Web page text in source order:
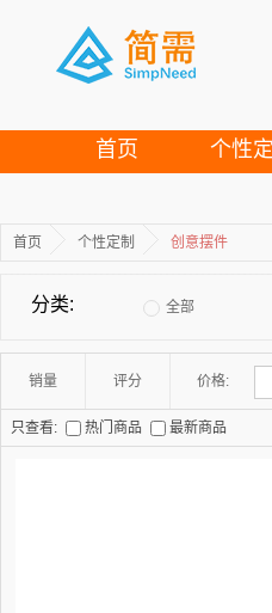
首页 个性
首页 个性定制 创意摆件
分类: 全部
销量 评分 价格:
只查看: 热门商品 最新商品